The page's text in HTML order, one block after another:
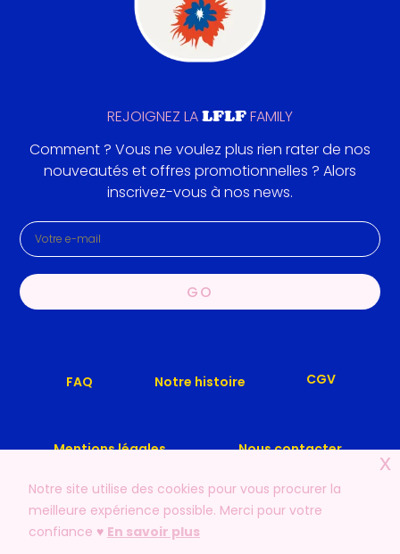
REJOIGNEZ LALFLFFAMILY
Comment ? Vous ne voulez plus rien rater de nos
nouveautés et offres promotionnelles ? Alors
inscrivez-vous à nos news.
GO
FAQ Notre histoire CGV
Mentions légales Nous contacter
Notre site utilise des cookies pour vous procurer la
meilleure expérience possible. Merci pour votre
confiance ♥️ En savoir plus
x